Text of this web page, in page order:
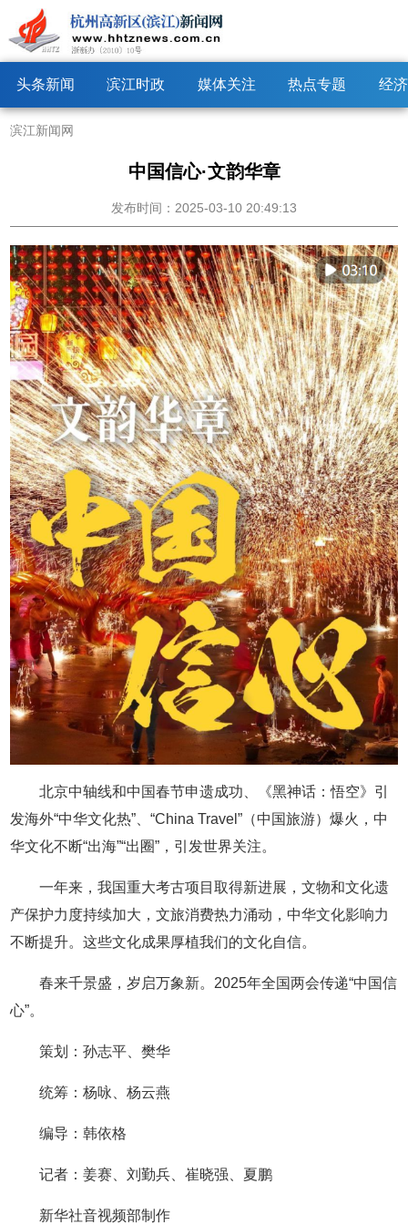
头条新闻 滨江时政 媒体关注 热点专题 经
滨江新闻网
中国信心·文韵华章
发布时间：2025-03-10 20:49:13
北京中轴线和中国春节申遗成功、《黑神话：悟空》引
发海外“中华文化热”、“China Travel”（中国旅游）爆火，中
华文化不断“出海”“出圈”，引发世界关注。
一年来，我国重大考古项目取得新进展，文物和文化遗
产保护力度持续加大，文旅消费热力涌动，中华文化影响力
不断提升。这些文化成果厚植我们的文化自信。
春来千景盛，岁启万象新。2025年全国两会传递“中国信
心”。
策划：孙志平、樊华
统筹：杨咏、杨云燕
编导：韩依格
记者：姜赛、刘勤兵、崔晓强、夏鹏
新华社音视频部制作